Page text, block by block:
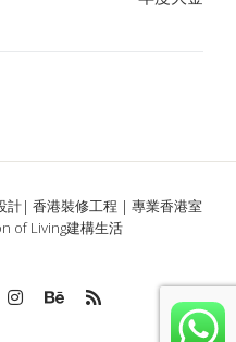
計| 香港裝修工程 | 專業香港室
of Living建構生活